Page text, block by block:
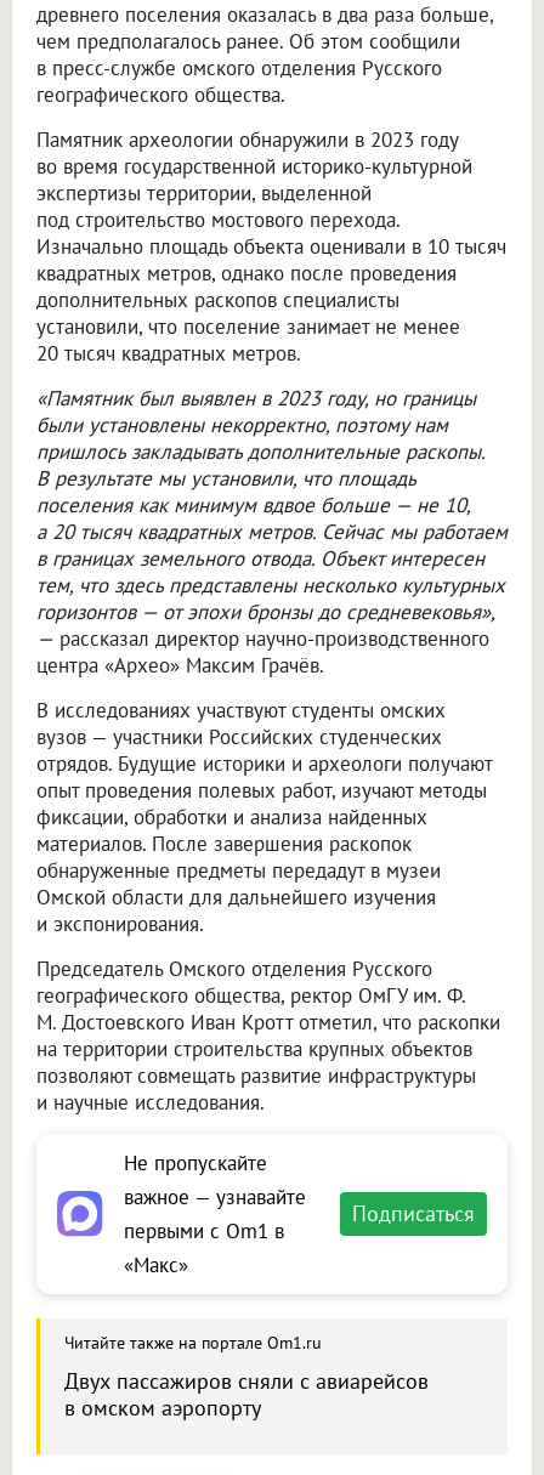
древнего поселения оказалась в два раза больше,
чем предполагалось ранее. Об этом сообщили
в пресс-службе омского отделения Русского
географического общества.
Памятник археологии обнаружили в 2023 году
во время государственной историко-культурной
экспертизы территории, выделенной
под строительство мостового перехода.
Изначально площадь объекта оценивали в 10 тысяч
квадратных метров, однако после проведения
дополнительных раскопов специалисты
установили, что поселение занимает не менее
20 тысяч квадратных метров.
«Памятник был выявлен в 2023 году, но границы
были установлены некорректно, поэтому нам
пришлось закладывать дополнительные раскопы.
В результате мы установили, что площадь
поселения как минимум вдвое больше — не 10,
а 20 тысяч квадратных метров. Сейчас мы работаем
в границах земельного отвода. Объект интересен
тем, что здесь представлены несколько культурных
горизонтов — от эпохи бронзы до средневековья»,
— рассказал директор научно-производственного
центра «Архео» Максим Грачёв.
В исследованиях участвуют студенты омских
вузов — участники Российских студенческих
отрядов. Будущие историки и археологи получают
опыт проведения полевых работ, изучают методы
фиксации, обработки и анализа найденных
материалов. После завершения раскопок
обнаруженные предметы передадут в музеи
Омской области для дальнейшего изучения
и экспонирования.
Председатель Омского отделения Русского
географического общества, ректор ОмГУ им. Ф.
М. Достоевского Иван Кротт отметил, что раскопки
на территории строительства крупных объектов
позволяют совмещать развитие инфраструктуры
и научные исследования.
Не пропускайте
важное — узнавайте
первыми с Om1 в
«Макс»
Подписаться
Читайте также на портале Om1.ru
Двух пассажиров сняли с авиарейсов
в омском аэропорту